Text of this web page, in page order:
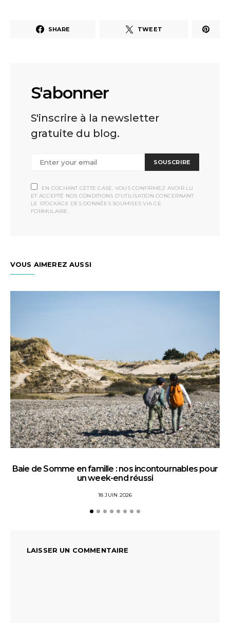
SHARE TWEET
S'abonner
S'inscrire à la newsletter
gratuite du blog.
SOUSCRIRE
EN COCHANT CETTE CASE, VOUS CONFIRMEZ AVOIR LU
ET ACCEPTÉ NOS CONDITIONS D'UTILISATION CONCERNANT
LE STOCKAGE DES DONNÉES SOUMISES VIA CE
FORMULAIRE.
VOUS AIMEREZ AUSSI
Baie de Somme en famille : nos incontournables pour
un week-end réussi
18 JUIN 2026
LAISSER UN COMMENTAIRE